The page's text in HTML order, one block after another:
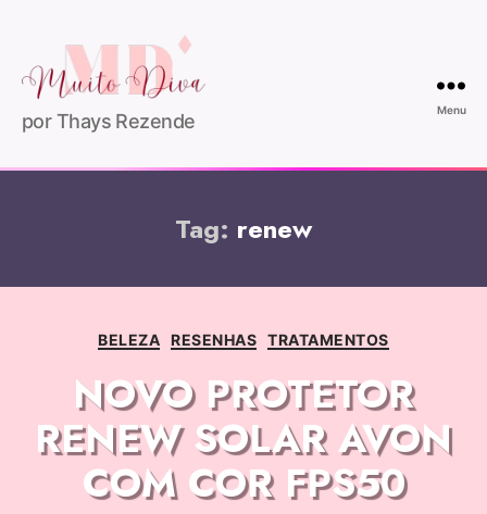
por Thays Rezende
Menu
Tag: renew
BELEZA RESENHAS TRATAMENTOS
NOVO PROTETOR
RENEW SOLAR AVON
COM COR FPS50